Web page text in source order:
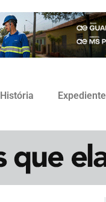
História Expediente